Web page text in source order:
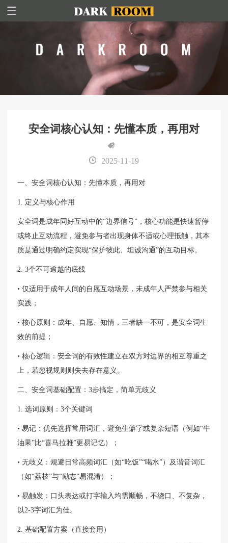
安全词核心认知：先懂本质，再用对
2025-11-19
一、安全词核心认知：先懂本质，再用对
1. 定义与核心作用
安全词是成年同好互动中的“边界信号”，核心功能是快速暂停
或终止互动流程，避免参与者出现身体不适或心理抵触，其本
质是通过明确约定实现“保护彼此、坦诚沟通”的互动目标。
2. 3个不可逾越的底线
• 仅适用于成年人间的自愿互动场景，未成年人严禁参与相关
实践；
• 核心原则：成年、自愿、知情，三者缺一不可，是安全词生
效的前提；
• 核心逻辑：安全词的有效性建立在双方对边界的相互尊重之
上，若忽视规则则失去存在意义。
二、安全词基础配置：3步搞定，简单无歧义
1. 选词原则：3个关键词
• 易记：优先选择常用词汇，避免生僻字或复杂短语（例如“牛
油果”比“喜马拉雅”更易记忆）；
• 无歧义：规避日常高频词汇（如“吃饭”“喝水”）及谐音词汇
（如“荔枝”与“励志”易混淆）；
• 易触发：口头表达或打字输入均需顺畅，不绕口、不复杂，
以2-3字词汇为佳。
2. 基础配置方案（直接套用）